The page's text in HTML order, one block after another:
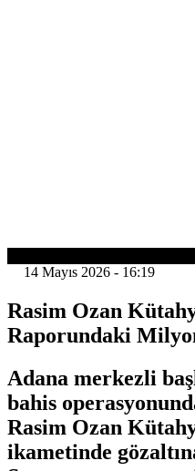
14 Mayıs 2026 - 16:19
Rasim Ozan
Raporundaki
Adana merkezli
bahis
Rasim Ozan
ikametinde